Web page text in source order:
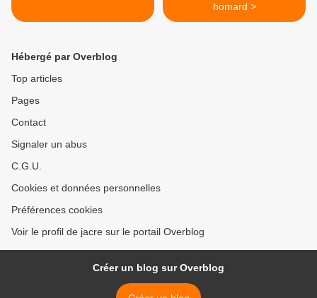
homard >
Hébergé par Overblog
Top articles
Pages
Contact
Signaler un abus
C.G.U.
Cookies et données personnelles
Préférences cookies
Voir le profil de jacre sur le portail Overblog
Créer un blog sur Overblog